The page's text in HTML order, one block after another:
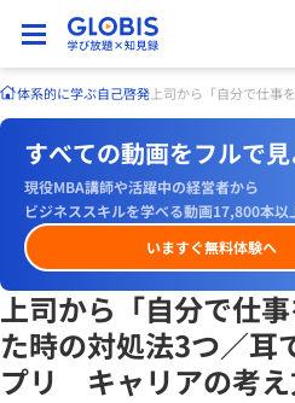
体系的に学ぶ自己啓発 上司から「自分で仕事
すべての動画をフルで見
現役MBA講師や活躍中の経営者から
ビジネススキルを学べる動画17,800本以
いますぐ無料体験へ
上司から「自分で仕
た時の対処法3つ／耳
プリ キャリアの考